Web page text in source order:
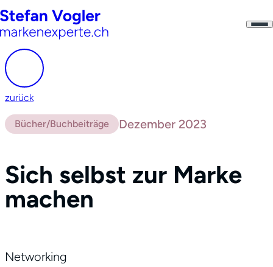
zurück
Bücher/Buchbeiträge Dezember 2023
Sich selbst zur Marke
machen
Networking